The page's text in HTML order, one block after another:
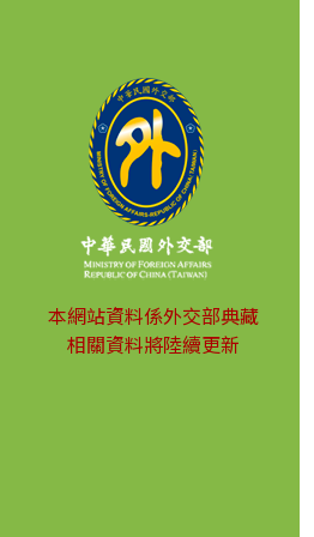
本網站資料係外交部典藏
相關資料將陸續更新